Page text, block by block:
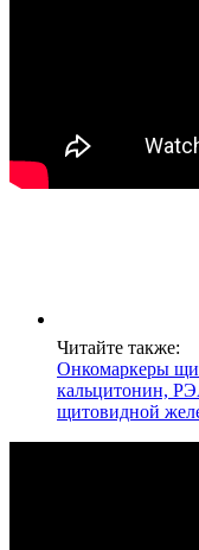
Читайте также:
Онкомаркеры
кальцитонин,
щитовидной